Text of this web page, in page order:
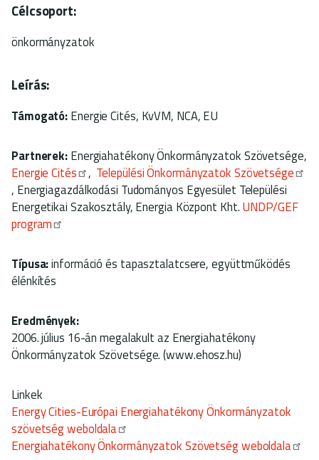
Célcsoport:
önkormányzatok
Leírás:
Támogató: Energie Cités, KvVM, NCA, EU
Partnerek: Energiahatékony Önkormányzatok Szövetsége,
Energie Cités
, Települési Önkormányzatok Szövetsége
, Energiagazdálkodási Tudományos Egyesület Települési
Energetikai Szakosztály, Energia Központ Kht. UNDP/GEF
program
Típusa:információ és tapasztalatcsere, együttműködés
élénkítés
Eredmények:
2006. július 16-án megalakult az Energiahatékony
Önkormányzatok Szövetsége. (www.ehosz.hu)
Linkek
Energy Cities-Európai Energiahatékony Önkormányzatok
szövetség weboldala
Energiahatékony Önkormányzatok Szövetség weboldala